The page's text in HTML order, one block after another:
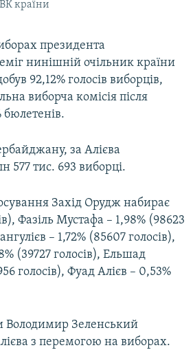
країни
президента
нинішній очільник країни
92,12% голосів виборців,
виборча комісія після
за Алієва
577 тис. 693 виборці.
Захід Орудж набирає
Фазіль Мустафа – 1,98% (98623
– 1,72% (85607 голосів),
(39727 голосів), Ельшад
голосів), Фуад Алієв – 0,53%
Володимир Зеленський
з перемогою на виборах.